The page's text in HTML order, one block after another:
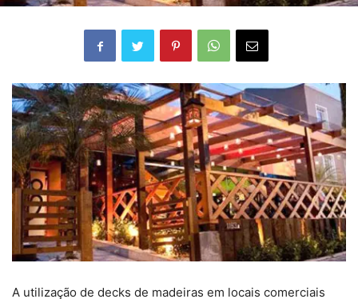
A utilização de decks de madeiras em locais comerciais